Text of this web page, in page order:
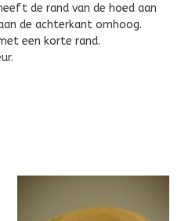
de rand van de hoed aan
de achterkant omhoog.
een korte rand.